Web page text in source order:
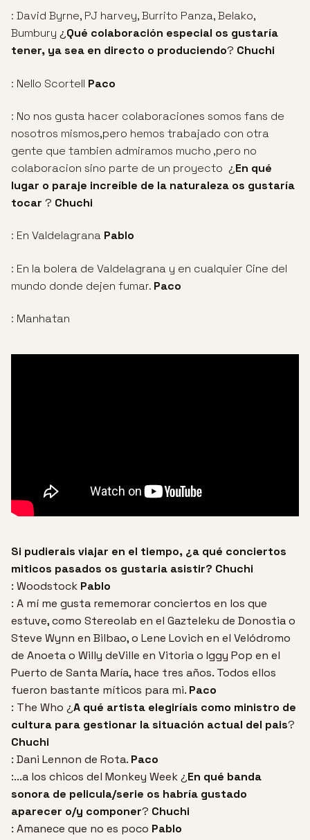
: David Byrne, PJ harvey, Burrito Panza, Belako,
Bumbury ¿Qué colaboración especial os gustaría
tener, ya sea en directo o produciendo? Chuchi
: Nello Scortell Paco
: No nos gusta hacer colaboraciones somos fans de
nosotros mismos,pero hemos trabajado con otra
gente que tambien admiramos mucho ,pero no
colaboracion sino parte de un proyecto ¿En qué
lugar o paraje increíble de la naturaleza os gustaría
tocar ? Chuchi
: En Valdelagrana Pablo
: En la bolera de Valdelagrana y en cualquier Cine del
mundo donde dejen fumar. Paco
: Manhatan
Si pudierais viajar en el tiempo, ¿a qué conciertos
miticos pasados os gustaria asistir? Chuchi
: Woodstock Pablo
: A mí me gusta rememorar conciertos en los que
estuve, como Stereolab en el Gazteleku de Donostia o
Steve Wynn en Bilbao, o Lene Lovich en el Velódromo
de Anoeta o Willy deVille en Vitoria o Iggy Pop en el
Puerto de Santa María, hace tres años. Todos ellos
fueron bastante míticos para mi. Paco
: The Who ¿A qué artista elegiríais como ministro de
cultura para gestionar la situación actual del pais?
Chuchi
: Dani Lennon de Rota. Paco
:...a los chicos del Monkey Week¿En qué banda
sonora de pelicula/serie os habría gustado
aparecer o/y componer? Chuchi
: Amanece que no es poco Pablo